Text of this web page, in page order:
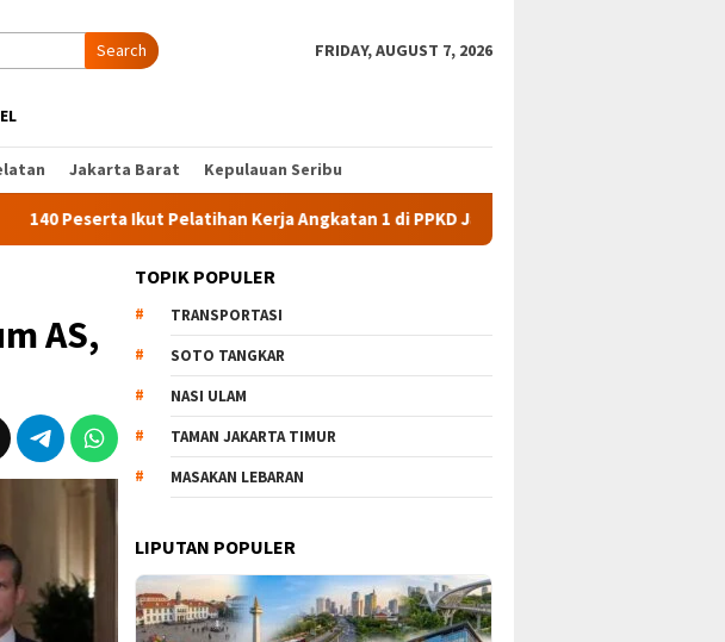
Search FRIDAY, AUGUST 7, 2026
Jakarta Barat Kepulauan Seribu
Ikut Pelatihan Kerja Angkatan 1 di PPKD Jaksel
AS,
TOPIK POPULER
TRANSPORTASI
SOTO TANGKAR
NASI ULAM
TAMAN JAKARTA TIMUR
MASAKAN LEBARAN
LIPUTAN POPULER